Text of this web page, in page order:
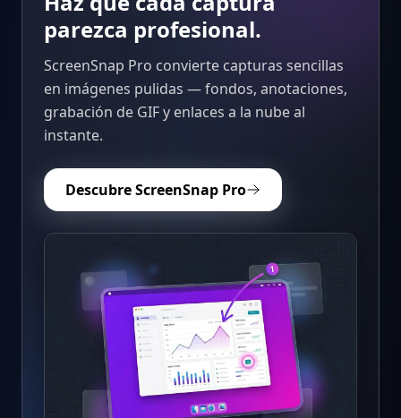
parezca profesional.
ScreenSnap Pro convierte capturas sencillas
en imágenes pulidas — fondos, anotaciones,
grabación de GIF y enlaces a la nube al
instante.
Descubre ScreenSnap Pro